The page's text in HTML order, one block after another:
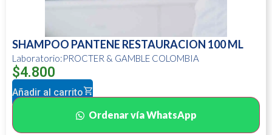
SHAMPOO PANTENE RESTAURACION 100 ML
Laboratorio:PROCTER & GAMBLE COLOMBIA
$4.800
Añadir al carrito
Ordenar vía WhatsApp